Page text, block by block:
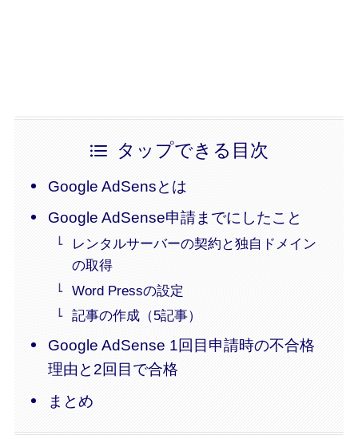
タップできる目次
Google AdSensとは
Google AdSense申請までにしたこと
レンタルサーバーの契約と独自ドメイン
の取得
Word Pressの設定
記事の作成（5記事）
Google AdSense 1回目申請時の不合格
理由と2回目で合格
まとめ